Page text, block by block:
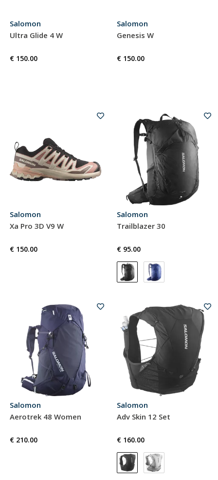
Salomon
Ultra Glide 4 W
€ 150.00
Salomon
Genesis W
€ 150.00
Salomon
Xa Pro 3D V9 W
€ 150.00
Salomon
Trailblazer 30
€ 95.00
Salomon
Aerotrek 48 Women
€ 210.00
Salomon
Adv Skin 12 Set
€ 160.00